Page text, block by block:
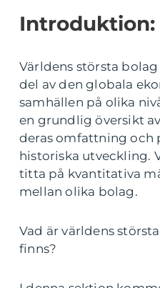
Introduktion:
Världens största
del av den globala
samhällen på olika
en grundlig översikt
deras omfattning och
historiska utveckling.
titta på kvantitativa
mellan olika bolag.
Vad är världens
finns?